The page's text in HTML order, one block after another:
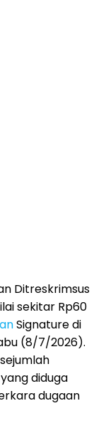
Ditreskrimsus
sekitar Rp60
Signature di
(8/7/2026).
diduga
dugaan